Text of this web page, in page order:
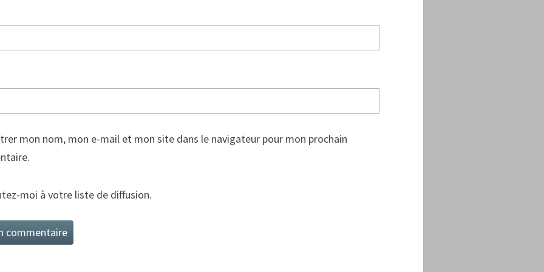
mon nom, mon e-mail et mon site dans le navigateur pour mon prochain
moi à votre liste de diffusion.